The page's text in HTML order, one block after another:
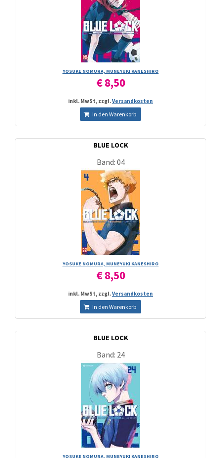
YOSUKE NOMURA, MUNEYUKI KANESHIRO
€ 8,50
inkl. MwSt, zzgl.Versandkosten
In den Warenkorb
BLUE LOCK
Band: 04
YOSUKE NOMURA, MUNEYUKI KANESHIRO
€ 8,50
inkl. MwSt, zzgl.Versandkosten
In den Warenkorb
BLUE LOCK
Band: 24
YOSUKE NOMURA, MUNEYUKI KANESHIRO